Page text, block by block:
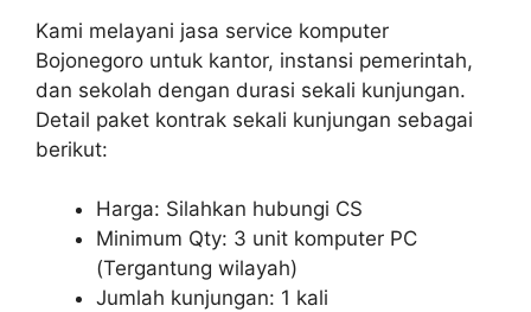
Kami melayani jasa service komputer
Bojonegoro untuk kantor, instansi pemerintah,
dan sekolah dengan durasi sekali kunjungan.
Detail paket kontrak sekali kunjungan sebagai
berikut:
Harga: Silahkan hubungi CS
Minimum Qty: 3 unit komputer PC
(Tergantung wilayah)
Jumlah kunjungan: 1 kali